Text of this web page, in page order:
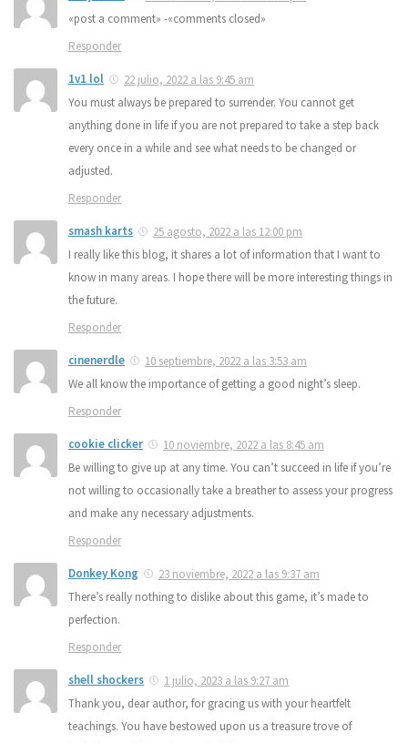
«post a comment» -«comments closed»
Responder
1v1 lol
22 julio, 2022 a las 9:45 am
You must always be prepared to surrender. You cannot get
anything done in life if you are not prepared to take a step back
every once in a while and see what needs to be changed or
adjusted.
Responder
smash karts
25 agosto, 2022 a las 12:00 pm
I really like this blog, it shares a lot of information that I want to
know in many areas. I hope there will be more interesting things in
the future.
Responder
cinenerdle
10 septiembre, 2022 a las 3:53 am
We all know the importance of getting a good night’s sleep.
Responder
cookie clicker
10 noviembre, 2022 a las 8:45 am
Be willing to give up at any time. You can’t succeed in life if you’re
not willing to occasionally take a breather to assess your progress
and make any necessary adjustments.
Responder
Donkey Kong
23 noviembre, 2022 a las 9:37 am
There’s really nothing to dislike about this game, it’s made to
perfection.
Responder
shell shockers
1 julio, 2023 a las 9:27 am
Thank you, dear author, for gracing us with your heartfelt
teachings. You have bestowed upon us a treasure trove of